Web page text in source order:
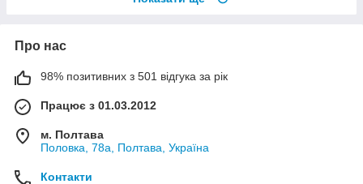
Про нас
98% позитивних з 501 відгука за рік
Працює з 01.03.2012
м. Полтава
Половка, 78а, Полтава, Україна
Контакти